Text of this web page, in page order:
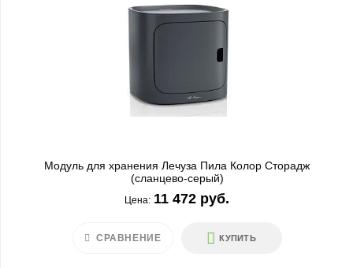
Модуль для хранения Лечуза Пила Колор Сторадж
(сланцево-серый)
Цена: 11 472 руб.
КУПИТЬ
СРАВНЕНИЕ